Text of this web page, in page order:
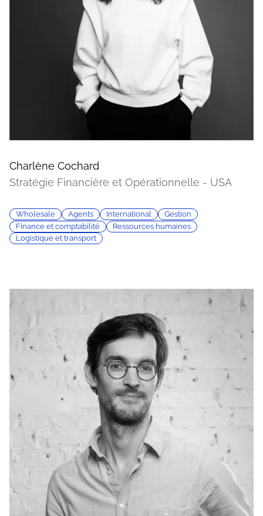
Charlène Cochard
Stratégie Financière et Opérationnelle - USA
Wholesale Agents International
Gestion
Finance et comptabilité
Ressources humaines
Logistique et transport